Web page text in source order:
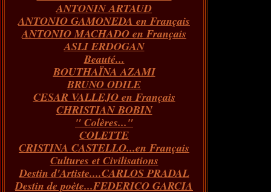
Janvier(73)
Février(55)
Janvier(43)
Mars(73)
Février(54)
Janvier(51)
Avril(73)
Mars(100)
Février(146)
Janvier(124)
ANTONIN ARTAUD
ANTONIO GAMONEDA en Français
ANTONIO MACHADO en Français
ASLI ERDOGAN
Beauté...
BOUTHAÏNA AZAMI
BRUNO ODILE
CESAR VALLEJO en Français
CHRISTIAN BOBIN
" Colères..."
COLETTE
CRISTINA CASTELLO...en Français
Cultures et Civilisations
Destin d'Artiste....CARLOS PRADAL
Destin de poète...FEDERICO GARCIA